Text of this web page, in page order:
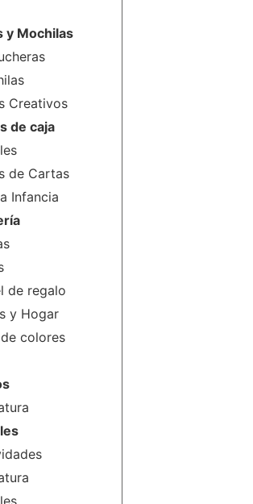
y Mochilas
Creativos
de caja
de Cartas
Infancia
de regalo
y Hogar
colores